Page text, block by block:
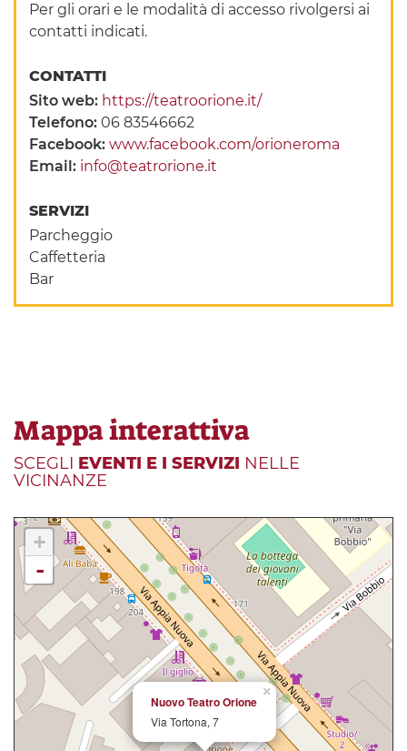
Per gli orari e le modalità di accesso rivolgersi ai
contatti indicati.
CONTATTI
Sito web: https://teatroorione.it/
Telefono:06 83546662
Facebook:www.facebook.com/orioneroma
Email: info@teatrorione.it
SERVIZI
Parcheggio
Caffetteria
Bar
Mappa interattiva
SCEGLI EVENTI E I SERVIZI NELLE
VICINANZE
×
Nuovo Teatro Orione
Via Tortona, 7
+
-